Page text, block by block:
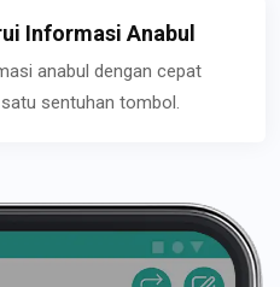
Informasi Anabul
anabul dengan cepat
sentuhan tombol.